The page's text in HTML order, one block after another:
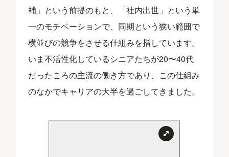
補」という前提のもと、「社内出世」という単
一のモチベーションで、同期という狭い範囲で
横並びの競争をさせる仕組みを指しています。
いま不活性化しているシニアたちが20〜40代
だったころの主流の働き方であり、この仕組み
のなかでキャリアの大半を過ごしてきました。